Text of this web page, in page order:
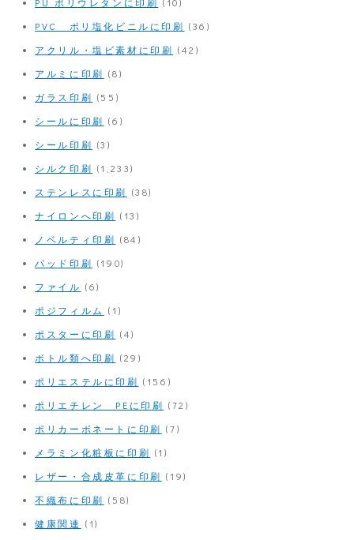
PU ポリウレタンに印刷
(10)
PVC ポリ塩化ビニルに印刷 (36)
アクリル・塩ビ素材に印刷 (42)
アルミに印刷 (8)
ガラス印刷 (55)
シールに印刷 (6)
シール印刷 (3)
シルク印刷 (1,233)
ステンレスに印刷 (38)
ナイロンへ印刷 (13)
ノベルティ印刷 (84)
パッド印刷 (190)
ファイル (6)
ポジフィルム (1)
ポスターに印刷 (4)
ボトル類へ印刷 (29)
ポリエステルに印刷 (156)
ポリエチレン PEに印刷 (72)
ポリカーボネートに印刷 (7)
メラミン化粧板に印刷 (1)
レザー・合成皮革に印刷 (19)
不織布に印刷 (58)
健康関連 (1)